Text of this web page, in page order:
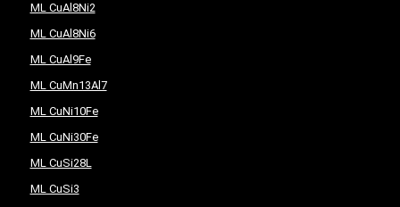
ML CuAl8Ni2
ML CuAl8Ni6
ML CuAl9Fe
ML CuMn13Al7
ML CuNi10Fe
ML CuNi30Fe
ML CuSi28L
ML CuSi3